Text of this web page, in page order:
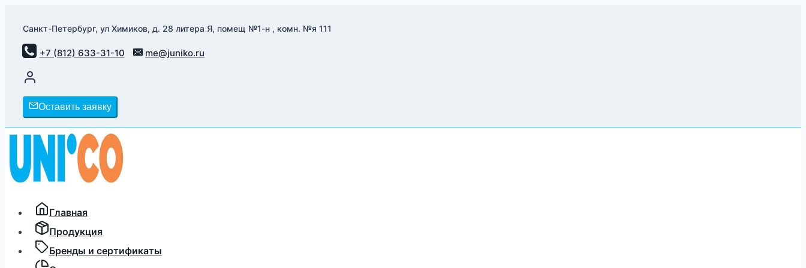
содержимому
Санкт-Петербург, ул Химиков, д. 28 литера Я, помещ №1-н , комн. №я 111
+7 (812) 633-31-10 me@juniko.ru
Оставить заявку
Главная
Продукция
Бренды и сертификаты